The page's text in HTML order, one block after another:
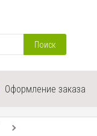
Поиск
Оформление заказа